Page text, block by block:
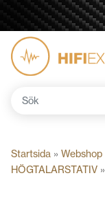
Sök
Startsida » Webshop
HÖGTALARSTATIV »